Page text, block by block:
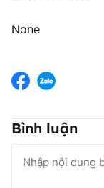
None
Bình luận